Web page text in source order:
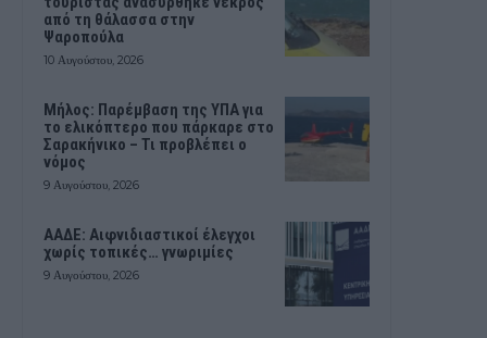
από τη θάλασσα στην
Ψαροπούλα
10 Αυγούστου, 2026
Μήλος: Παρέμβαση της ΥΠΑ για
το ελικόπτερο που πάρκαρε στο
Σαρακήνικο – Τι προβλέπει ο
νόμος
9 Αυγούστου, 2026
ΑΑΔΕ: Αιφνιδιαστικοί έλεγχοι
χωρίς τοπικές… γνωριμίες
9 Αυγούστου, 2026